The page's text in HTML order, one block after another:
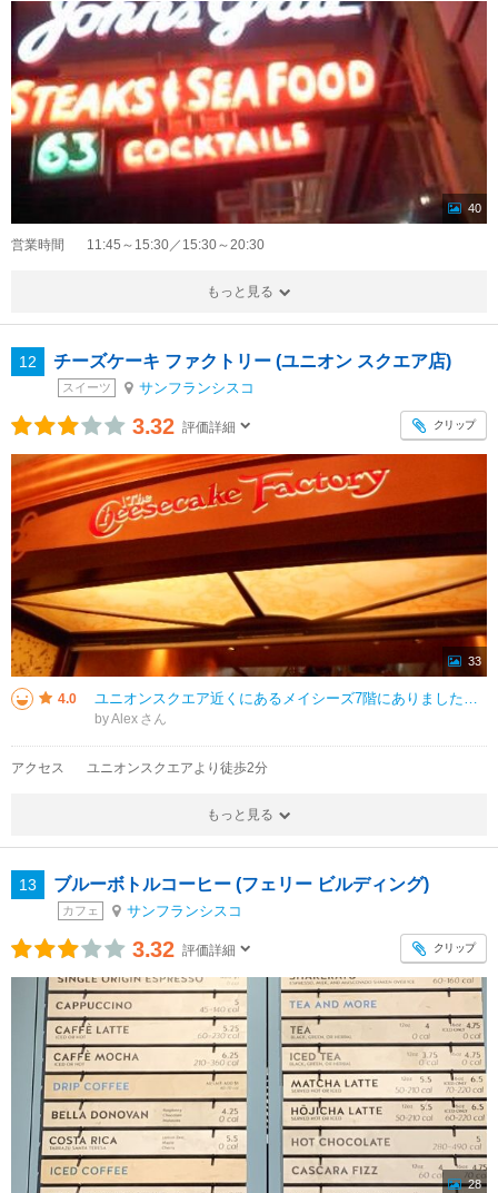
40
営業時間 11:45～15:30／15:30～20:30
もっと見る
12 チーズケーキ ファクトリー (ユニオン スクエア店)
スイーツ サンフランシスコ
3.32 評価詳細 クリップ
33
4.0
by Alex
アクセス ユニオンスクエアより徒歩2分
もっと見る
13 ブルーボトルコーヒー (フェリー ビルディング)
カフェ サンフランシスコ
3.32 評価詳細 クリップ
28